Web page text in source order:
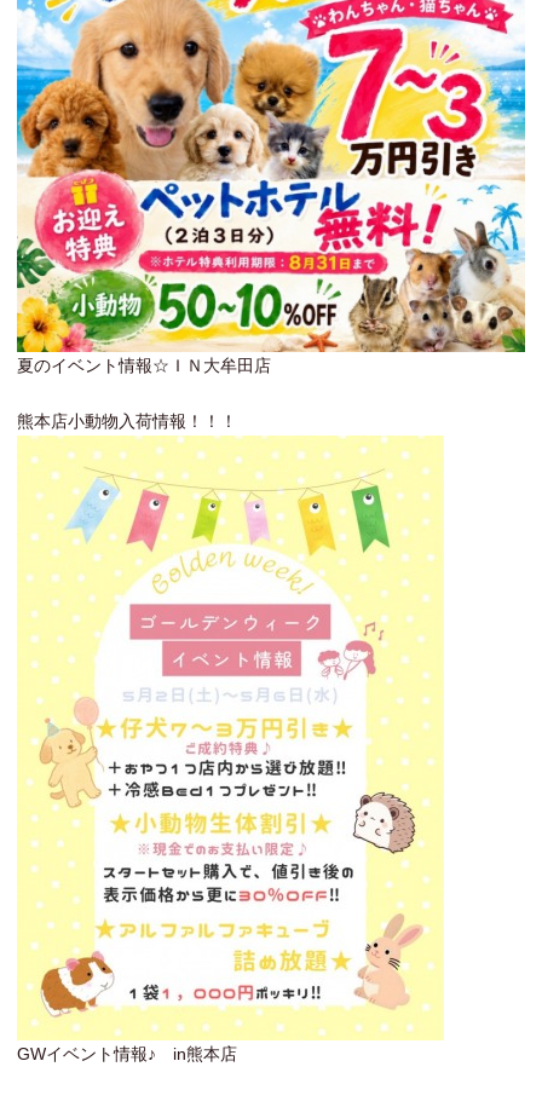
夏のイベント情報☆ＩＮ大牟田店
熊本店小動物入荷情報！！！
GWイベント情報♪ in熊本店